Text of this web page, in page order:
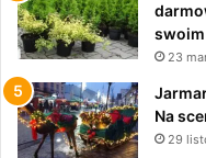
23
Na
29